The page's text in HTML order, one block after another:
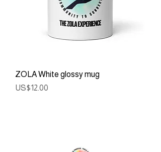
ZOLA White glossy mug
ราคา
US$12.00